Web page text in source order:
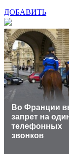
ДОБАВИТЬ
Во Франции
запрет на
телефонных
звонков